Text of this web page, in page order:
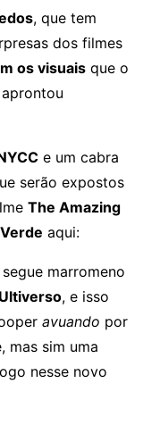
, que tem
dos filmes
os visuais que o
e um cabra
serão expostos
The Amazing
aqui:
marromeno
, e isso
avuando por
mas sim uma
nesse novo